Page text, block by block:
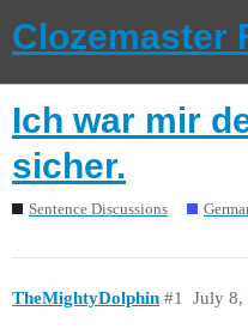
Clozemaster
Ich war mir
sicher.
Sentence Discussions
TheMightyDolphin July 8,
#1